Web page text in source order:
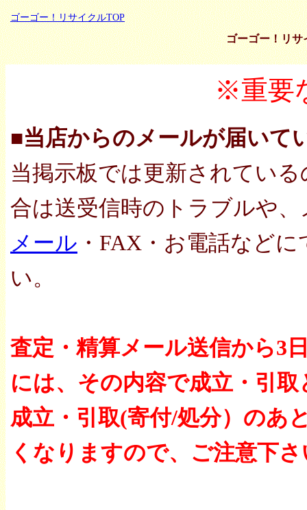
ゴーゴー！リサイクルTOP
ゴーゴー！リ
※重要
■当店からのメールが届いて
当掲示板では更新されてい
合は送受信時のトラブルや
メール ・FAX・お電話など
い。
査定・精算メール送信から3
には、その内容で成立・引
成立・引取(寄付/処分）のあ
くなりますので、ご注意下